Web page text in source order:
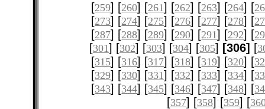
[259] [260] [261] [262] [263] [264] [
[273] [274] [275] [276] [277] [278] [
[287] [288] [289] [290] [291] [292] [
[301] [302] [303] [304] [305] [306] [
[315] [316] [317] [318] [319] [320] [
[329] [330] [331] [332] [333] [334] [
[343] [344] [345] [346] [347] [348] [
[357] [358] [359] [